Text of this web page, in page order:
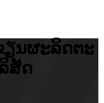
ຽນ​ຜະ​ລິດ​ຕະ​
ສັດ​